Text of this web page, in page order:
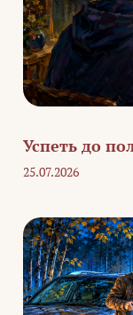
Успеть до
25.07.2026